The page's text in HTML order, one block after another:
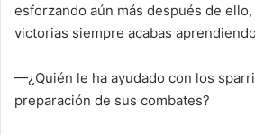
esforzando aún más después de
victorias siempre acabas
—¿Quién le ha ayudado con los
preparación de sus combates?